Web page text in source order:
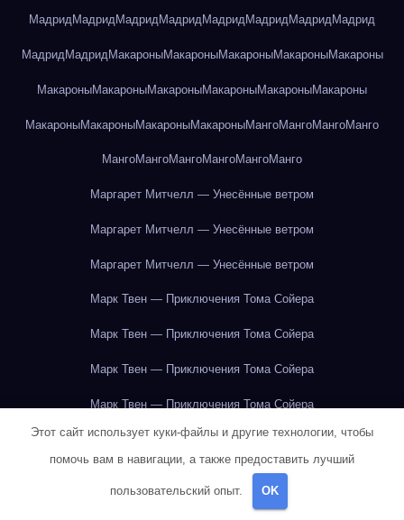
МадридМадридМадридМадридМадридМадридМадридМадрид
Мадрид Мадрид МакароныМакароныМакароныМакароныМакароны
МакароныМакароныМакароныМакароныМакароныМакароны
МакароныМакароныМакароныМакароныМангоМангоМангоМанго
МангоМангоМангоМангоМангоМанго
Маргарет Митчелл — Унесённые ветром
Маргарет Митчелл — Унесённые ветром
Маргарет Митчелл — Унесённые ветром
Марк Твен — Приключения Тома Сойера
Марк Твен — Приключения Тома Сойера
Марк Твен — Приключения Тома Сойера
Марк Твен — Приключения Тома Сойера
Марк Твен — Приключения Тома Сойера
Марк Твен — Приключения Тома Сойера
Марк Твен — Приключения Тома Сойера
Этот сайт использует куки-файлы и другие технологии, чтобы
помочь вам в навигации, а также предоставить лучший
пользовательский опыт. OK